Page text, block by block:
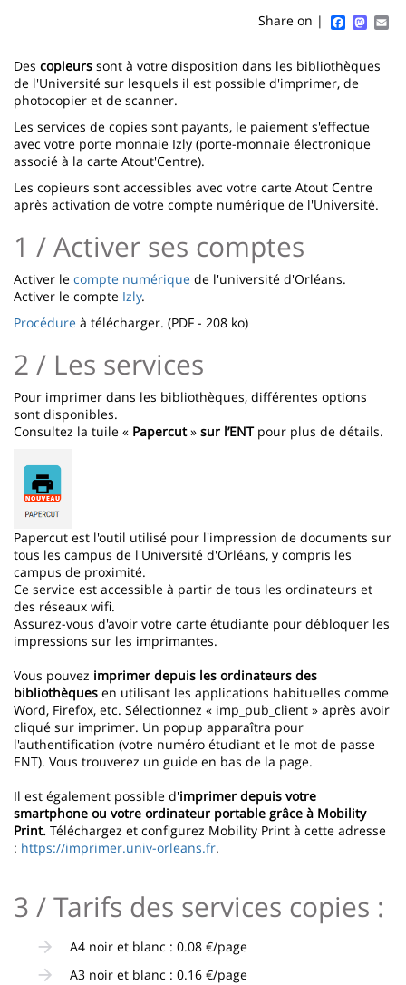
Share on |
Contenu
de
la
page
principale
Des copieurs sont à votre disposition dans les bibliothèques
de l'Université sur lesquels il est possible d'imprimer, de
photocopier et de scanner.
Les services de copies sont payants, le paiement s'effectue
avec votre porte monnaie Izly (porte-monnaie électronique
associé à la carte Atout'Centre).
Les copieurs sont accessibles avec votre carte Atout Centre
après activation de votre compte numérique de l'Université.
1 / Activer ses comptes
Activer le compte numérique de l'université d'Orléans.
Activer le compte Izly.
Procédure à télécharger. (PDF - 208 ko)
2 / Les services
Pour imprimer dans les bibliothèques, différentes options
sont disponibles.
Consultez la tuile « Papercut» sur l’ENT pour plus de détails.
Papercut est l'outil utilisé pour l'impression de documents sur
tous les campus de l'Université d'Orléans, y compris les
campus de proximité.
Ce service est accessible à partir de tous les ordinateurs et
des réseaux wifi.
Assurez-vous d'avoir votre carte étudiante pour débloquer les
impressions sur les imprimantes.
Vous pouvez imprimer depuis les ordinateurs des
bibliothèques en utilisant les applications habituelles comme
Word, Firefox, etc. Sélectionnez « imp_pub_client » après avoir
cliqué sur imprimer. Un popup apparaîtra pour
l'authentification (votre numéro étudiant et le mot de passe
ENT). Vous trouverez un guide en bas de la page.
Il est également possible d'imprimer depuis votre
smartphone ou votre ordinateur portable grâce à Mobility
Print. Téléchargez et configurez Mobility Print à cette adresse
: https://imprimer.univ-orleans.fr.
3 / Tarifs des services copies :
A4 noir et blanc : 0.08 €/page
A3 noir et blanc : 0.16 €/page